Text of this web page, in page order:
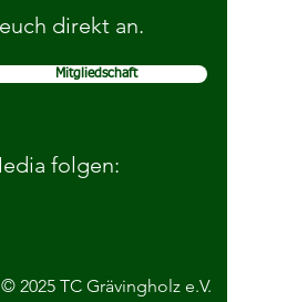
vor
direkt an.
Mitgliedschaft
folgen:
© 2025 TC Grävingholz e.V.